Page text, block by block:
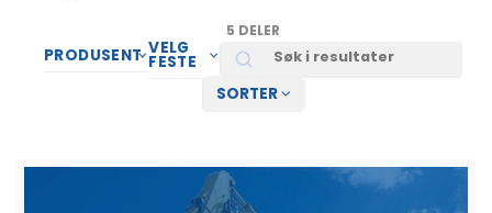
5 DELER
PRODUSENT VELG
FESTE
Search
SORTER